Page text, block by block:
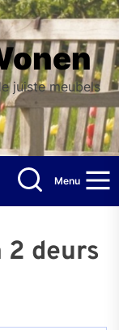
juiste meubels
Menu
2 deurs